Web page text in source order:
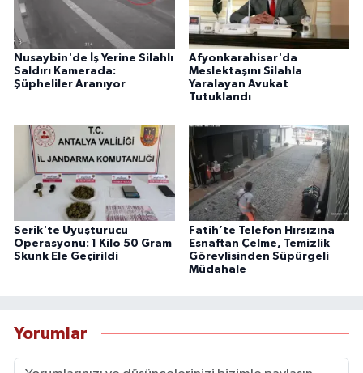
Nusaybin'de İş Yerine Silahlı
Saldırı Kamerada:
Şüpheliler Aranıyor
Afyonkarahisar'da
Meslektaşını Silahla
Yaralayan Avukat
Tutuklandı
Serik'te Uyuşturucu
Operasyonu: 1 Kilo 50 Gram
Skunk Ele Geçirildi
Fatih’te Telefon Hırsızına
Esnaftan Çelme, Temizlik
Görevlisinden Süpürgeli
Müdahale
Yorumlar